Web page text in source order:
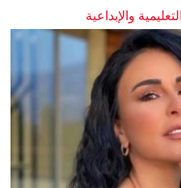
والإبداعية